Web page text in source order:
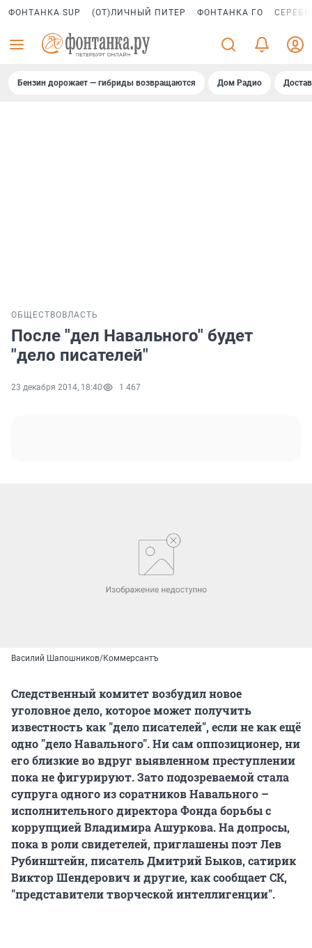
ФОНТАНКА SUP (ОТ)ЛИЧНЫЙ ПИТЕР ФОНТАНКА ГО
Бензин дорожает — гибриды возвращаются Дом Радио
ОБЩЕСТВО ВЛАСТЬ
После "дел Навального" будет
"дело писателей"
23 декабря 2014, 18:40 1 467
Василий Шапошников/Коммерсантъ
Следственный комитет возбудил новое
уголовное дело, которое может получить
известность как "дело писателей", если не как ещё
одно "дело Навального". Ни сам оппозиционер, ни
его близкие во вдруг выявленном преступлении
пока не фигурируют. Зато подозреваемой стала
супруга одного из соратников Навального –
исполнительного директора Фонда борьбы с
коррупцией Владимира Ашуркова. На допросы,
пока в роли свидетелей, приглашены поэт Лев
Рубинштейн, писатель Дмитрий Быков, сатирик
Виктор Шендерович и другие, как сообщает СК,
"представители творческой интеллигенции".